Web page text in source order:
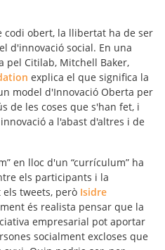
codi obert, la llibertat ha de ser
d'innovació social. En una
pel Citilab, Mitchell Baker,
explica el que significa la
model d'Innovació Oberta per
de les coses que s'han fet, i
a l'abast d'altres i de
en lloc d'un “currículum” ha
els participants i la
tweets, però Isidre
és realista pensar que la
empresarial pot aportar
socialment excloses que